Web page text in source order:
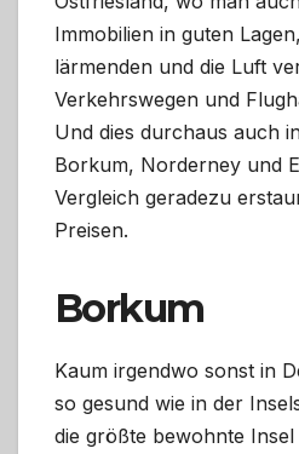
Immobilien in guten
lärmenden und die Luft
Verkehrswegen und
Und dies durchaus auch
Borkum, Norderney und
Vergleich geradezu
Preisen.
Borkum
Kaum irgendwo sonst in
so gesund wie in der
die größte bewohnte